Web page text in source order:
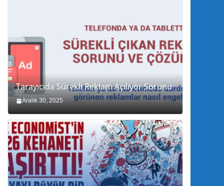
Tarayıcıda Sürekli Reklam Açılıyor Sorunu
Aralık 30, 2025